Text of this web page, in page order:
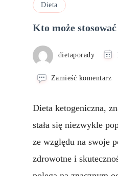
Dieta
Kto może
dietaporady
Zamieść komentarzwe
Dieta ketogeniczna,
stała się niezwykle
ze względu na swoje
zdrowotne i